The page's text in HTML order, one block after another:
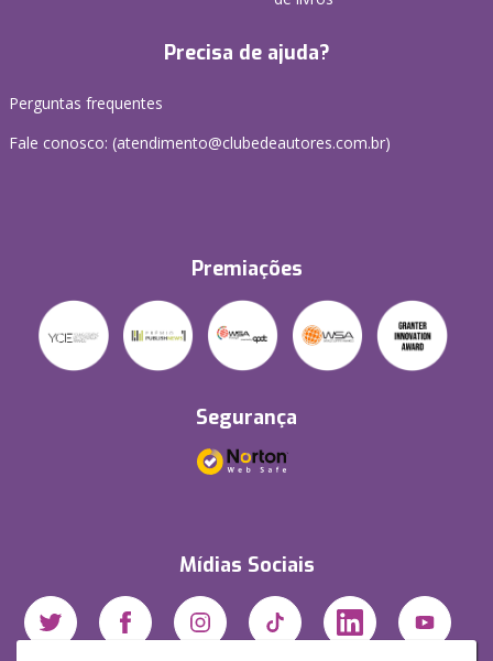
Precisa de ajuda?
Perguntas frequentes
Fale conosco: (atendimento@clubedeautores.com.br)
Premiações
Segurança
Mídias Sociais